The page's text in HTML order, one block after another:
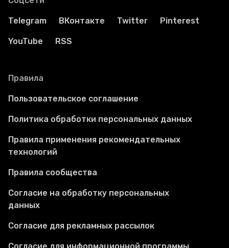
Telegram ВКонтакте Twitter Pinterest
YouTube RSS
Правила
Пользовательское соглашение
Политика обработки персональных данных
Правила применения рекомендательных
технологий
Правила сообщества
Согласие на обработку персональных
данных
Согласие для рекламных рассылок